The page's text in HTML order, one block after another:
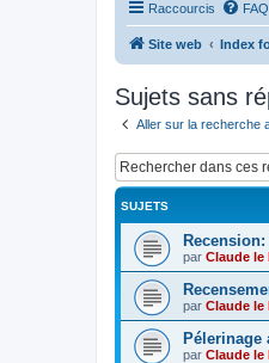
Raccourcis FAQ
Site web Index
Sujets sans
Aller sur la recherche
SUJETS
par Claude le
par Claude le
Pélerinage
par Claude le